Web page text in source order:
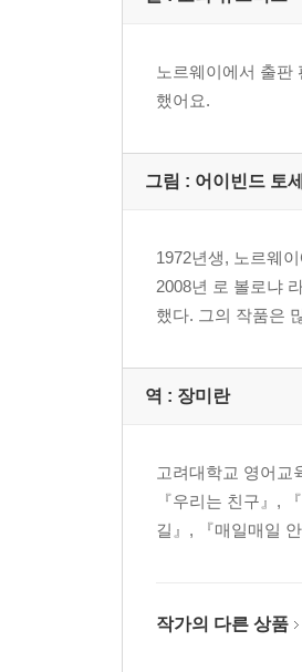
노르웨이에서 출판
했어요.
그림 : 어이빈드 토
1972년생, 노르웨
2008년 로 볼로냐
했다. 그의 작품은
역 : 장미란
고려대학교 영어교
『우리는 친구』,
길』, 『매일매일
작가의 다른 상품